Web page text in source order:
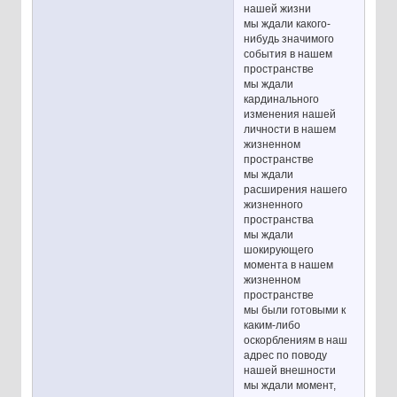
нашей жизни
мы ждали какого-
нибудь значимого
события в нашем
пространстве
мы ждали
кардинального
изменения нашей
личности в нашем
жизненном
пространстве
мы ждали
расширения нашего
жизненного
пространства
мы ждали
шокирующего
момента в нашем
жизненном
пространстве
мы были готовыми к
каким-либо
оскорблениям в наш
адрес по поводу
нашей внешности
мы ждали момент,